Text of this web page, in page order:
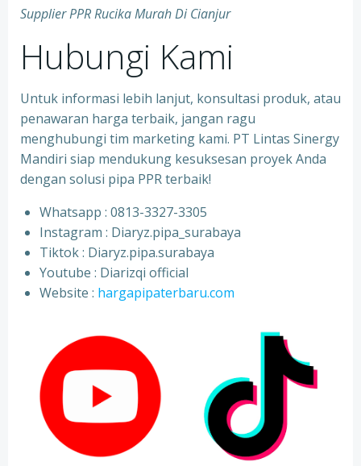
Supplier PPR Rucika Murah Di Cianjur
Hubungi Kami
Untuk informasi lebih lanjut, konsultasi produk, atau
penawaran harga terbaik, jangan ragu
menghubungi tim marketing kami. PT Lintas Sinergy
Mandiri siap mendukung kesuksesan proyek Anda
dengan solusi pipa PPR terbaik!
Whatsapp : 0813-3327-3305
⁠Instagram : Diaryz.pipa_surabaya
⁠Tiktok : Diaryz.pipa.surabaya
⁠Youtube : Diarizqi official
⁠Website : hargapipaterbaru.com